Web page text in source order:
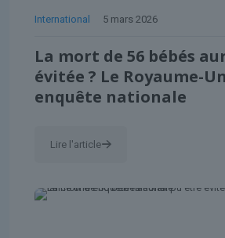
International 5 mars 2026
La mort de 56 bébés
évitée ? Le Royaume-
enquête nationale
Lire l'article